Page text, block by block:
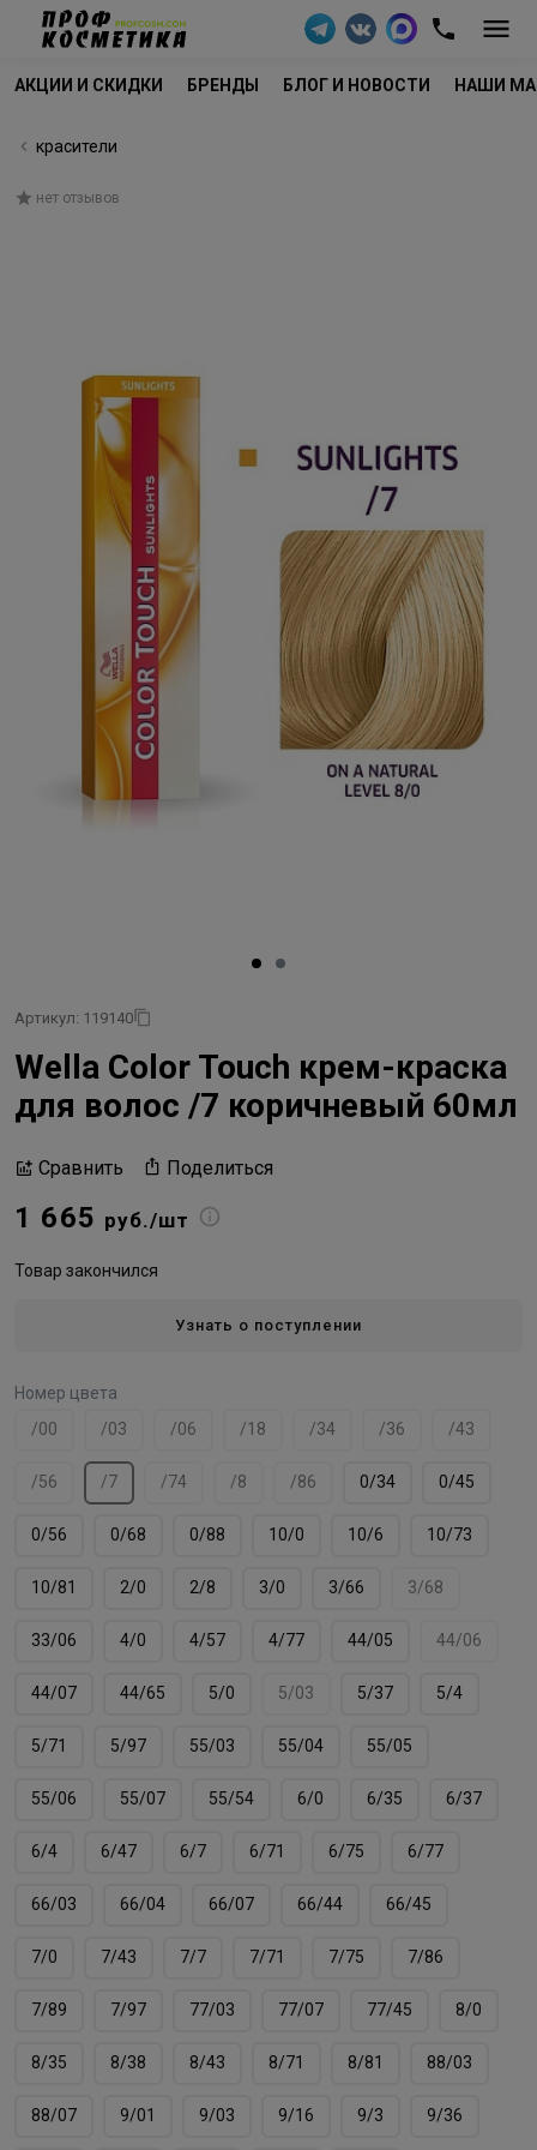
АКЦИИ И СКИДКИ БРЕНДЫ БЛОГ И НОВОСТИ НАШИ
красители
нет отзывов
Артикул: 119140
Wella Color Touch крем-краска
для волос /7 коричневый 60мл
Сравнить Поделиться
1 665 руб./шт
Товар закончился
Узнать о поступлении
Номер цвета
/00
/03 /06 /18 /34 /36 /43
/56 /7 /74 /8 /86 0/34 0/45
0/56 0/68 0/88 10/0 10/6 10/73
10/81 2/0 2/8 3/0 3/66 3/68
33/06 4/0 4/57 4/77 44/05 44/06
44/07 44/65 5/0 5/03 5/37 5/4
5/71 5/97 55/03 55/04 55/05
55/06 55/07 55/54 6/0 6/35 6/37
6/4 6/47 6/7 6/71 6/75 6/77
66/03 66/04 66/07 66/44 66/45
7/0 7/43 7/7 7/71 7/75 7/86
7/89 7/97 77/03 77/07 77/45 8/0
8/35 8/38 8/43 8/71 8/81 88/03
88/07 9/01 9/03 9/16 9/3 9/36